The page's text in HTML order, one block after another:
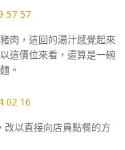
肉，這回的湯汁感覺起來
這價位來看，還算是一碗
。
以直接向店員點餐的方